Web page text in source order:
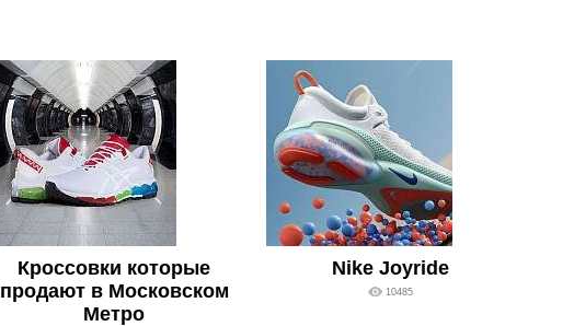
Кроссовки которые
продают в Московском
Метро
Nike Joyride
10485